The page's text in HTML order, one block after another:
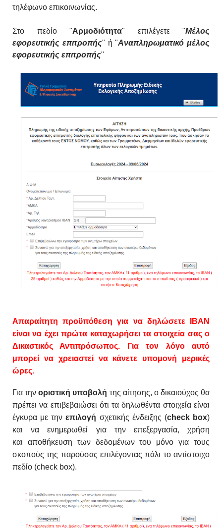
τηλέφωνο επικοινωνίας.
Στο πεδίο "Αρμοδιότητα" επιλέγετε "Μέλος
εφορευτικής επιτροπής" ή "Αναπληρωματικό μέλος
εφορευτικής επιτροπής"
Απαραίτητη προϋπόθεση για να δηλώσετε ΙΒΑΝ
είναι να έχει πρώτα καταχωρήσει τα στοιχεία σας ο
Δικαστικός Αντιπρόσωπος. Για τον λόγο αυτό
μπορεί να χρειαστεί να κάνετε υπομονή μερικές
ώρες.
Για την οριστική υποβολή της αίτησης, ο δικαιούχος θα
πρέπει να επιβεβαιώσει ότι τα δηλωθέντα στοιχεία είναι
έγκυρα με τηνεπιλογή σχετικής ένδειξης (check box)
και να ενημερωθεί για την επεξεργασία, χρήση
και αποθήκευση των δεδομένων του μόνο για τους
σκοπούς της παρούσας επιλέγοντας πάλι το αντίστοιχο
πεδίο (check box).